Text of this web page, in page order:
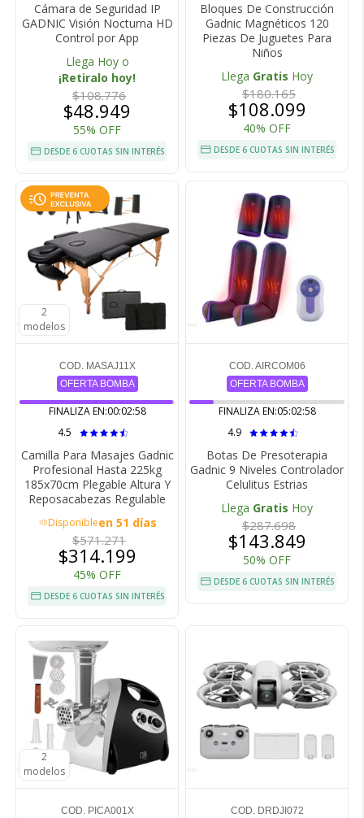
Cámara de Seguridad IP
GADNIC Visión Nocturna HD
Control por App
Llega Hoy o
¡Retiralo hoy!
$108.776
$48.949
55% OFF
DESDE 6 CUOTAS SIN INTERÉS
Bloques De Construcción
Gadnic Magnéticos 120
Piezas De Juguetes Para
Niños
Llega Gratis Hoy
$180.165
$108.099
40% OFF
DESDE 6 CUOTAS SIN INTERÉS
2
modelos
2
modelos
COD. MASAJ11X
OFERTA BOMBA
FINALIZA EN:00:02:57
4.5
Camilla Para Masajes Gadnic
Profesional Hasta 225kg
185x70cm Plegable Altura Y
Reposacabezas Regulable
acuteDisponibleen 51 días
$571.271
$314.199
45% OFF
DESDE 6 CUOTAS SIN INTERÉS
COD. AIRCOM06
OFERTA BOMBA
FINALIZA EN:05:02:57
4.9
Botas De Presoterapia
Gadnic 9 Niveles Controlador
Celulitus Estrias
Llega Gratis Hoy
$287.698
$143.849
50% OFF
DESDE 6 CUOTAS SIN INTERÉS
2
modelos
2
modelos
COD. PICA001X
COD. DRDJI072